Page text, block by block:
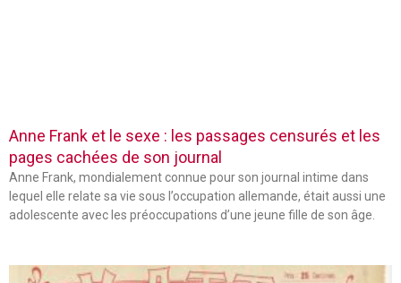
Anne Frank et le sexe : les passages censurés et les
pages cachées de son journal
Anne Frank, mondialement connue pour son journal intime dans
lequel elle relate sa vie sous l’occupation allemande, était aussi une
adolescente avec les préoccupations d’une jeune fille de son âge.